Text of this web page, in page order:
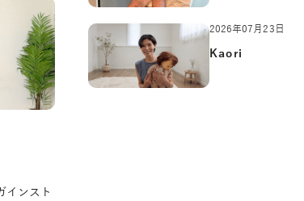
ンスト
2026年07月23日
Kaori